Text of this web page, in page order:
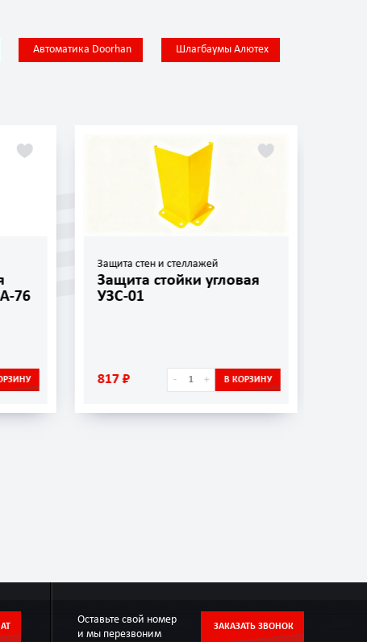
Автоматика Doorhan Шлагбаумы Алютех
угловая
+
Защита стен и стеллажей
Защита стойки
1 074 ₽ - +
Оставьте свой номер
и мы перезвоним
ЗАКАЗАТЬ ЗВОНОК